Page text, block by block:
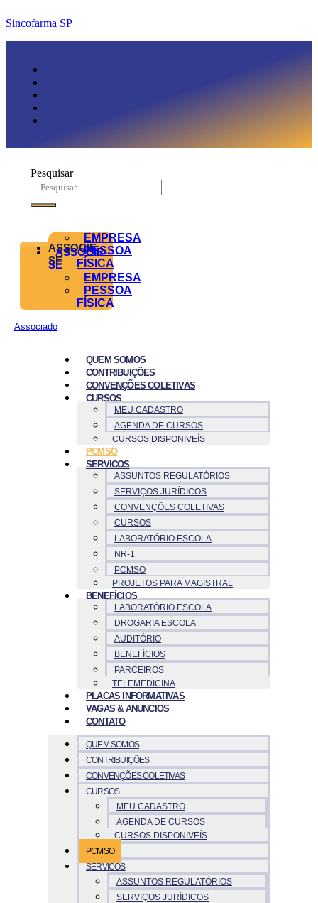
Sincofarma SP
Pesquisar
ASSOCIE-
SE
EMPRESA
PESSOA
FÍSICA
ASSOCIE-
SE
EMPRESA
PESSOA
FÍSICA
Associado
QUEM SOMOS
CONTRIBUIÇÕES
CONVENÇÕES COLETIVAS
CURSOS
MEU CADASTRO
AGENDA DE CURSOS
CURSOS DISPONIVEÍS
PCMSO
SERVICOS
ASSUNTOS REGULATÓRIOS
SERVIÇOS JURÍDICOS
CONVENÇÕES COLETIVAS
CURSOS
LABORATÓRIO ESCOLA
NR-1
PCMSO
PROJETOS PARA MAGISTRAL
BENEFÍCIOS
LABORATÓRIO ESCOLA
DROGARIA ESCOLA
AUDITÓRIO
BENEFÍCIOS
PARCEIROS
TELEMEDICINA
PLACAS INFORMATIVAS
VAGAS & ANUNCIOS
CONTATO
QUEM SOMOS
CONTRIBUIÇÕES
CONVENÇÕES COLETIVAS
CURSOS
MEU CADASTRO
AGENDA DE CURSOS
CURSOS DISPONIVEÍS
PCMSO
SERVICOS
ASSUNTOS REGULATÓRIOS
SERVIÇOS JURÍDICOS